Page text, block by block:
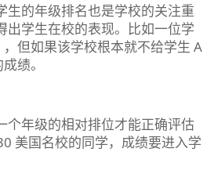
生的年级排名也是学校的关注重
出学生在校的表现。比如一位学
但如果该学校根本就不给学生 A
绩。
个年级的相对排位才能正确评估
美国名校的同学，成绩要进入学